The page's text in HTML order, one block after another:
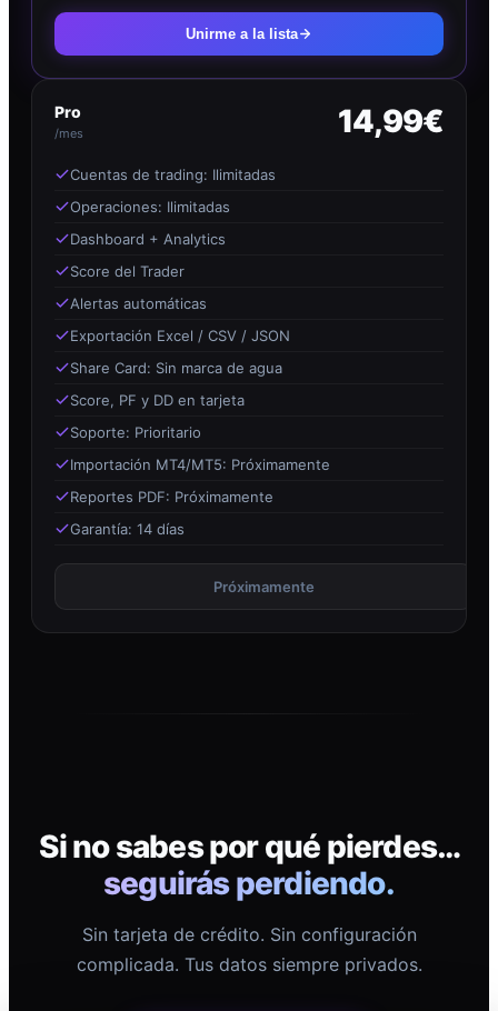
Unirme a la lista
Pro
/mes 14,99€
Cuentas de trading: Ilimitadas
Operaciones: Ilimitadas
Dashboard + Analytics
Score del Trader
Alertas automáticas
Exportación Excel / CSV / JSON
Share Card: Sin marca de agua
Score, PF y DD en tarjeta
Soporte: Prioritario
Importación MT4/MT5: Próximamente
Reportes PDF: Próximamente
Garantía: 14 días
Próximamente
Si no sabes por qué pierdes…
seguirás perdiendo.
Sin tarjeta de crédito. Sin configuración
complicada. Tus datos siempre privados.